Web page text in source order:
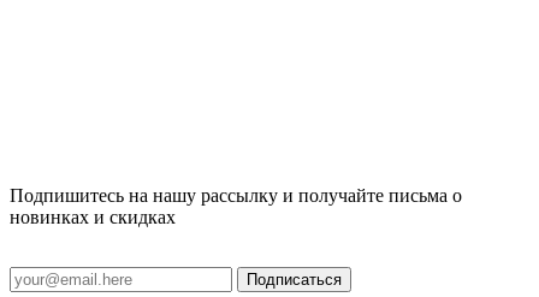
Подпишитесь на нашу рассылку и получайте письма о
новинках и скидках
Подписаться